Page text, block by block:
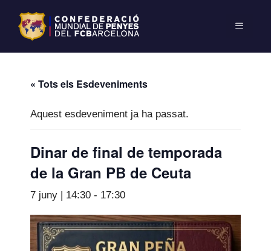
« Tots els Esdeveniments
Aquest esdeveniment ja ha passat.
Dinar de final de temporada
de la Gran PB de Ceuta
7 juny | 14:30 - 17:30